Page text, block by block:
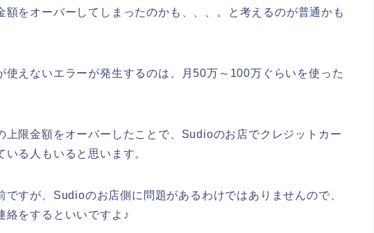
額をオーバーしてしまったのかも、、、。と考えるのが普通かも
使えないエラーが発生するのは、月50万～100万ぐらいを使った
上限金額をオーバーしたことで、Sudioのお店でクレジットカー
いる人もいると思います。
ですが、Sudioのお店側に問題があるわけではありませんので、
絡をするといいですよ♪